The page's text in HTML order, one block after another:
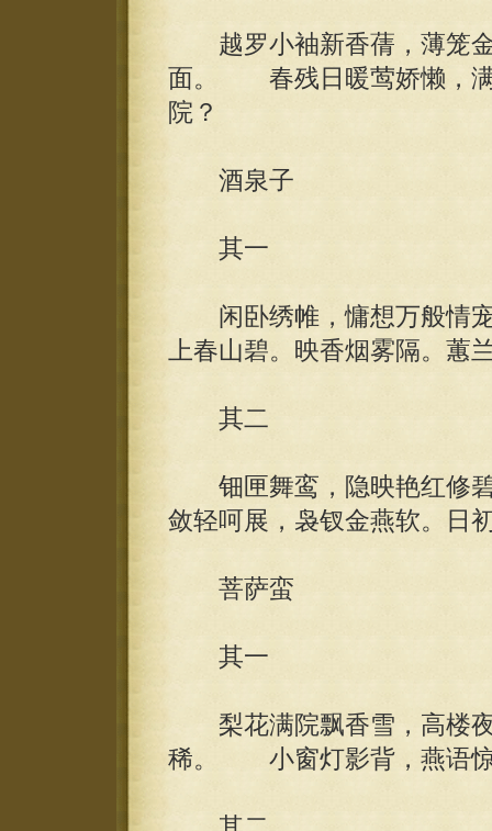
越罗小袖新香蒨，薄笼金
面。 春残日暖莺娇懒，满
院？
酒泉子
其一
闲卧绣帷，慵想万般情宠
上春山碧。映香烟雾隔。蕙
其二
钿匣舞鸾，隐映艳红修碧
敛轻呵展，袅钗金燕软。日
菩萨蛮
其一
梨花满院飘香雪，高楼夜
稀。 小窗灯影背，燕语惊